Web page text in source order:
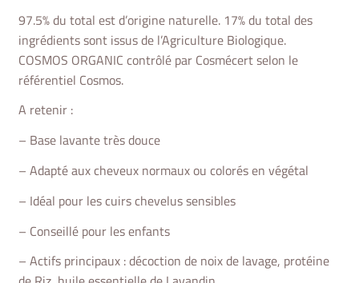
97.5% du total est d’origine naturelle. 17% du total des
ingrédients sont issus de l’Agriculture Biologique.
COSMOS ORGANIC contrôlé par Cosmécert selon le
référentiel Cosmos.
A retenir :
– Base lavante très douce
– Adapté aux cheveux normaux ou colorés en végétal
– Idéal pour les cuirs chevelus sensibles
– Conseillé pour les enfants
– Actifs principaux : décoction de noix de lavage, protéine